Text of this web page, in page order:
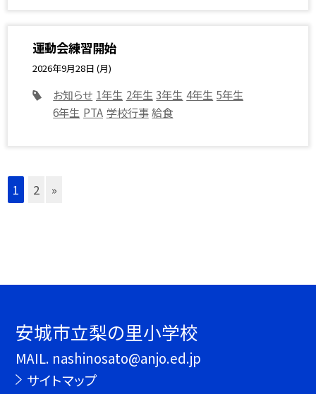
運動会練習開始
2026年9月28日 (月)
お知らせ 1年生 2年生 3年生 4年生 5年生
6年生 PTA 学校行事 給食
1 2 »
安城市立梨の里小学校
MAIL. nashinosato@anjo.ed.jp
サイトマップ